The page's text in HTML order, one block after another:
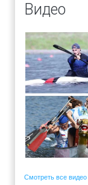
Видео
Смотреть все видео